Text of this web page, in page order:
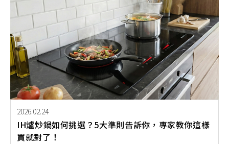
2026.02.24
IH爐炒鍋如何挑選？5大準則告訴你，專家教你這樣
買就對了！